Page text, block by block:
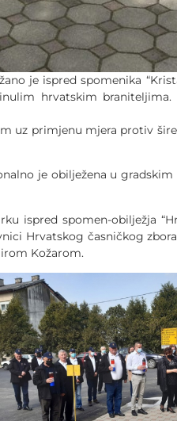
je ispred spomenika
hrvatskim
uz primjenu mjera protiv
je obilježena u
ispred spomen-obilježja
Hrvatskog časničkog
Kožarom.